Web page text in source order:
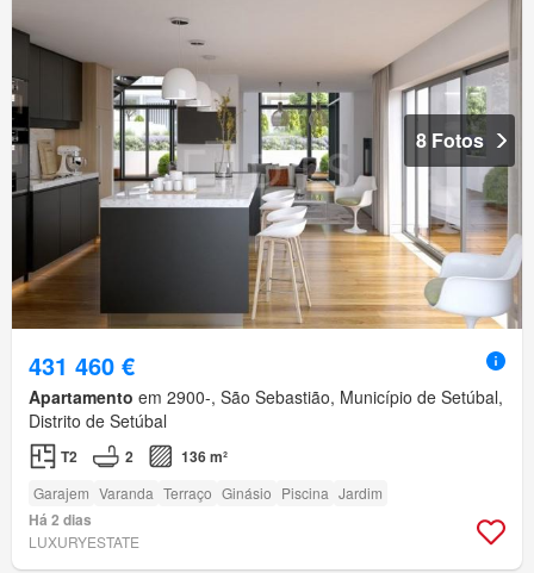
8 Fotos
431 460 €
Apartamento em 2900-, São Sebastião, Município de Setúbal,
Distrito de Setúbal
T2 2 136 m²
Garajem Varanda Terraço Ginásio Piscina Jardim
Há 2 dias
LUXURYESTATE